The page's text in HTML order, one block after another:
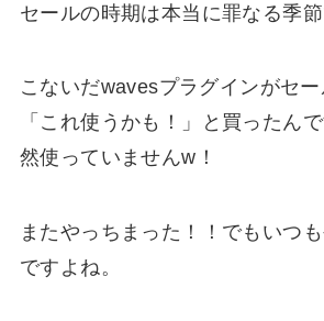
セールの時期は本当に罪なる季節
こないだwavesプラグインがセ
「これ使うかも！」と買ったん
然使っていませんw！
またやっちまった！！でもいつ
ですよね。